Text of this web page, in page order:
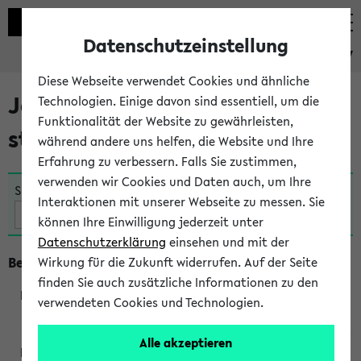
eKVV
Jetzt und in Kürze
stattfindende Veranstaltungen
Suche:
Beginn um 18 Uhr
Datenschutzeinstellung
Diese Webseite verwendet Cookies und ähnliche
Technologien. Einige davon sind essentiell, um die
Funktionalität der Website zu gewährleisten,
während andere uns helfen, die Website und Ihre
Erfahrung zu verbessern. Falls Sie zustimmen,
verwenden wir Cookies und Daten auch, um Ihre
Interaktionen mit unserer Webseite zu messen. Sie
können Ihre Einwilligung jederzeit unter
Datenschutzerklärung einsehen und mit der
Wirkung für die Zukunft widerrufen. Auf der Seite
finden Sie auch zusätzliche Informationen zu den
verwendeten Cookies und Technologien.
Alle akzeptieren